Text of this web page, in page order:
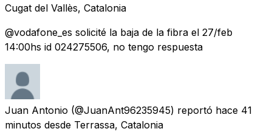
Cugat del Vallès, Catalonia
@vodafone_es solicité la baja de la fibra el 27/feb
14:00hs id 024275506, no tengo respuesta
Juan Antonio (@JuanAnt96235945) reportó hace 41
minutos desde Terrassa, Catalonia